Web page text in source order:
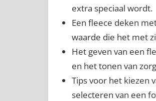
extra speciaal wordt.
Een fleece deken
waarde die het met
Het geven van een
en het tonen van
Tips voor het kiezen
selecteren van een